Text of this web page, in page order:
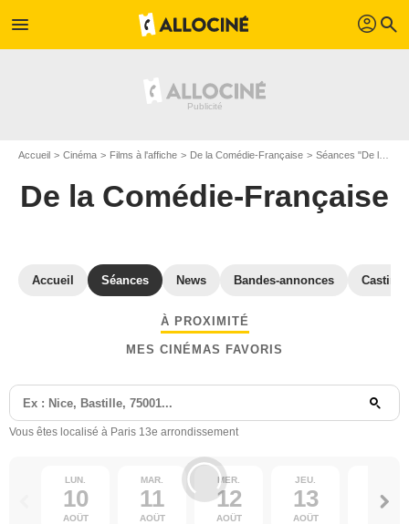
menu profil search
Accueil Cinéma Films à l'affiche De la Comédie-Française Séances "De la Comédie-Française" Paris
De la Comédie-Française
Accueil Séances News Bandes-annonces Casting
À PROXIMITÉ
MES CINÉMAS FAVORIS
Vous êtes localisé à Paris 13e arrondissement
LUN.
10
AOÛT
MAR.
11
AOÛT
MER.
12
AOÛT
JEU.
13
AOÛT
14